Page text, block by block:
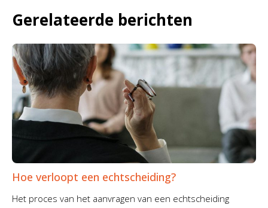
Gerelateerde berichten
Hoe verloopt een echtscheiding?
Het proces van het aanvragen van een echtscheiding